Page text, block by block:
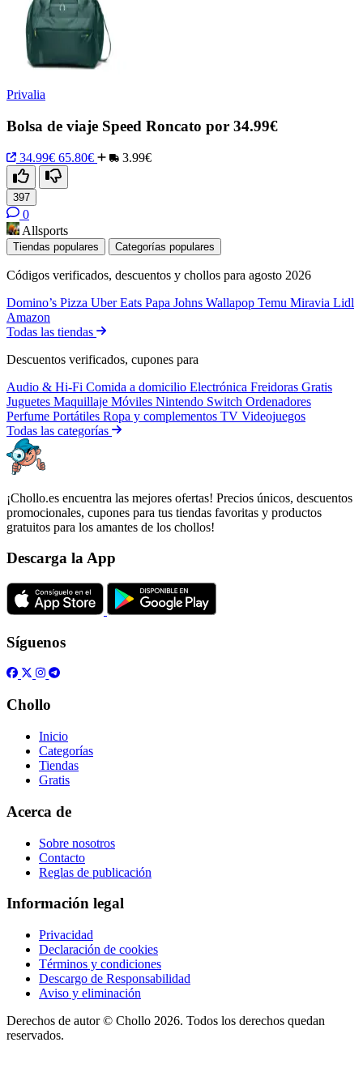
Privalia
Bolsa de viaje Speed Roncato por 34.99€
34.99€ 65.80€ 3.99€
397
0
Allsports
Tiendas populares Categorías populares
Códigos verificados, descuentos y chollos para agosto 2026
Domino’s Pizza Uber Eats Papa Johns Wallapop Temu Miravia Lidl
Amazon
Todas las tiendas
Descuentos verificados, cupones para
Audio & Hi-Fi Comida a domicilio Electrónica Freidoras Gratis
Juguetes Maquillaje Móviles Nintendo Switch Ordenadores
Perfume Portátiles Ropa y complementos TV Videojuegos
Todas las categorías
¡Chollo.es encuentra las mejores ofertas! Precios únicos, descuentos
promocionales, cupones para tus tiendas favoritas y productos
gratuitos para los amantes de los chollos!
Descarga la App
Síguenos
Chollo
Inicio
Categorías
Tiendas
Gratis
Acerca de
Sobre nosotros
Contacto
Reglas de publicación
Información legal
Privacidad
Declaración de cookies
Términos y condiciones
Descargo de Responsabilidad
Aviso y eliminación
Derechos de autor © Chollo 2026. Todos los derechos quedan
reservados.